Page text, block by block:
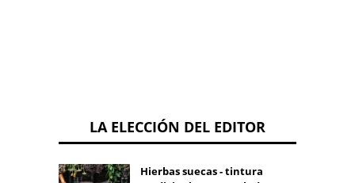
LA ELECCIÓN DEL EDITOR
Hierbas suecas - tintura